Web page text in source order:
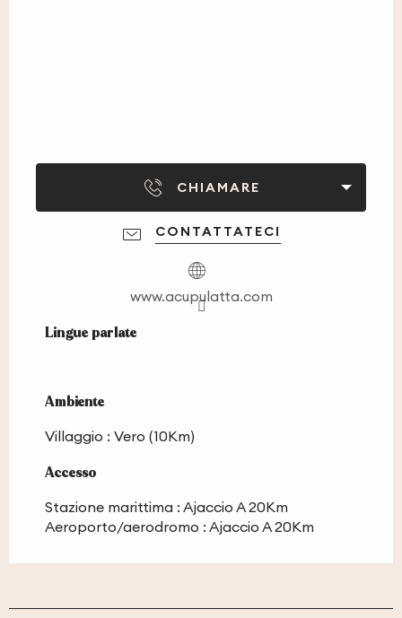
CHIAMARE
CONTATTATECI
www.acupulatta.com
Lingue parlate
Lingue parlate
Ambiente
Ambiente
Villaggio : Vero (10Km)
Accesso
Accesso
Stazione marittima : Ajaccio A 20Km
Aeroporto/aerodromo : Ajaccio A 20Km